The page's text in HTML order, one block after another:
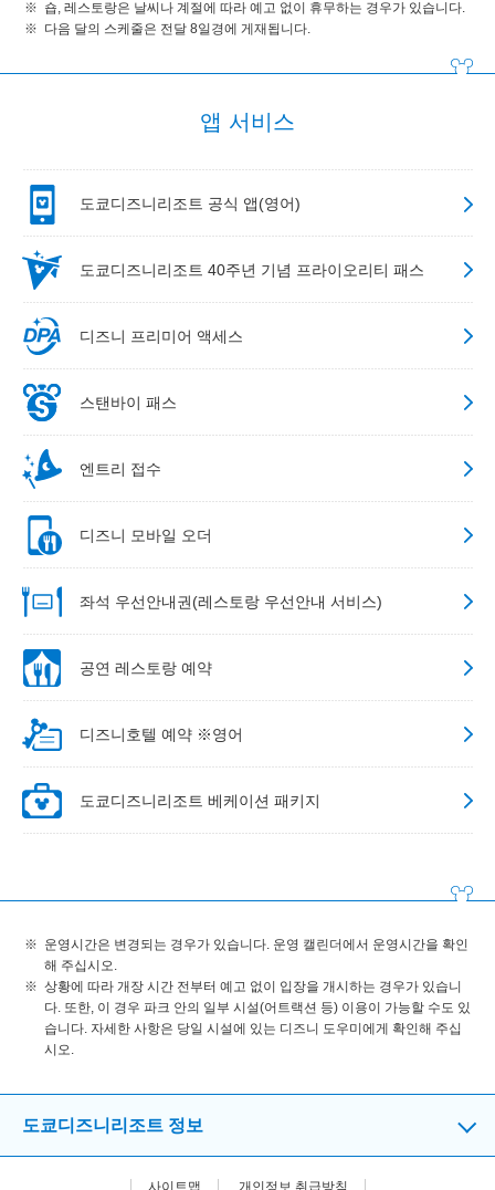
숍, 레스토랑은 날씨나 계절에 따라 예고 없이 휴무하는 경우가 있습니다.
다음 달의 스케줄은 전달 8일경에 게재됩니다.
앱 서비스
도쿄디즈니리조트 공식 앱(영어)
도쿄디즈니리조트 40주년 기념 프라이오리티 패스
디즈니 프리미어 액세스
스탠바이 패스
엔트리 접수
디즈니 모바일 오더
좌석 우선안내권(레스토랑 우선안내 서비스)
공연 레스토랑 예약
디즈니호텔 예약 ※영어
도쿄디즈니리조트 베케이션 패키지
운영시간은 변경되는 경우가 있습니다. 운영 캘린더에서 운영시간을 확인
해 주십시오.
상황에 따라 개장 시간 전부터 예고 없이 입장을 개시하는 경우가 있습니
다. 또한, 이 경우 파크 안의 일부 시설(어트랙션 등) 이용이 가능할 수도 있
습니다. 자세한 사항은 당일 시설에 있는 디즈니 도우미에게 확인해 주십
시오.
도쿄디즈니리조트 정보